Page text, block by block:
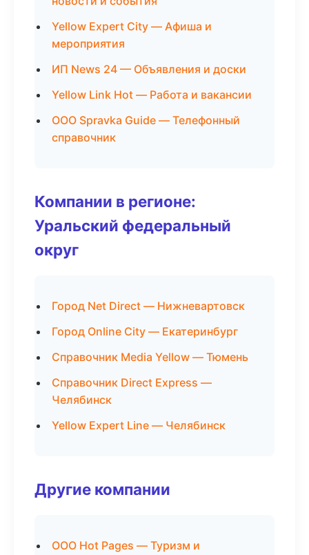
Yellow Expert City — Афиша и
мероприятия
ИП News 24 — Объявления и доски
Yellow Link Hot — Работа и вакансии
ООО Spravka Guide — Телефонный
справочник
Компании в регионе:
Уральский федеральный
округ
Город Net Direct — Нижневартовск
Город Online City — Екатеринбург
Справочник Media Yellow — Тюмень
Справочник Direct Express —
Челябинск
Yellow Expert Line — Челябинск
Другие компании
ООО Hot Pages — Туризм и